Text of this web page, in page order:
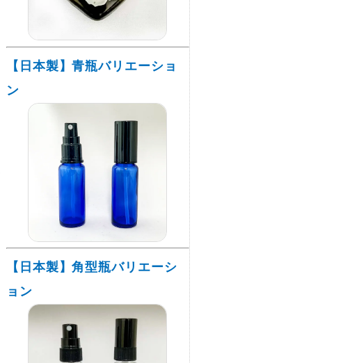
【日本製】青瓶バリエーショ
ン
【日本製】角型瓶バリエーシ
ョン